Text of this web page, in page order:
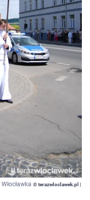
© terazwloclawek.pl |